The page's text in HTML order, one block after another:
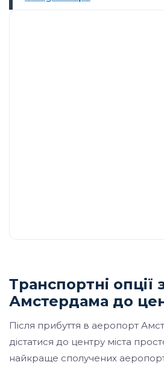
Транспортні опції
Амстердама до
Після прибуття в аеропорт
дістатися до центру міста
найкраще сполучених